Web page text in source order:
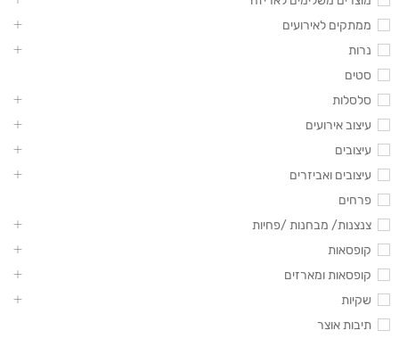
ממתקים לאירועים
נרות
סטים
סלסלות
עיצוב אירועים
עיצובים
עיצובים ואביזרים
פרחים
צנצנות/ מבחנות /פחיות
קופסאות
קופסאות ומארזים
שקיות
תיבות אוצר